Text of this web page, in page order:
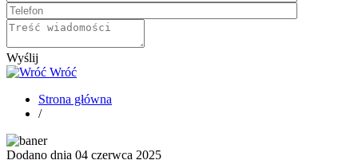
Wyślij
Wróć
Strona główna
/
Dodano dnia 04 czerwca 2025